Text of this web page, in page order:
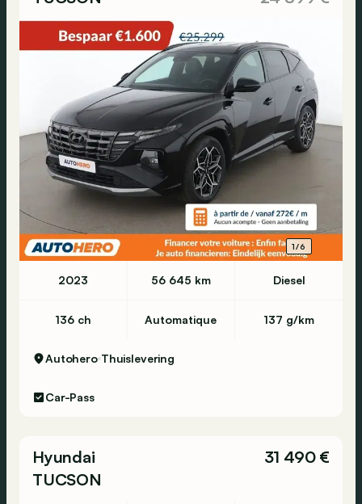
1/6
2023 56 645 km Diesel
136 ch Automatique 137 g/km
Autohero Thuislevering
Car-Pass
Hyundai
TUCSON
31 490 €